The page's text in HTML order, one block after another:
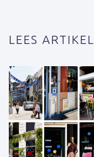
LEES ARTIKEL